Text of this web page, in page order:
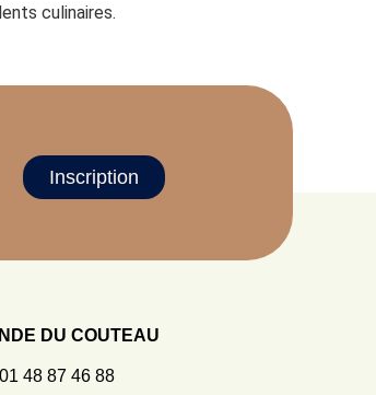
culinaires.
Inscription
DU COUTEAU
48 87 46 88